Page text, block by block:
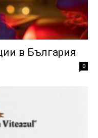
в България
0